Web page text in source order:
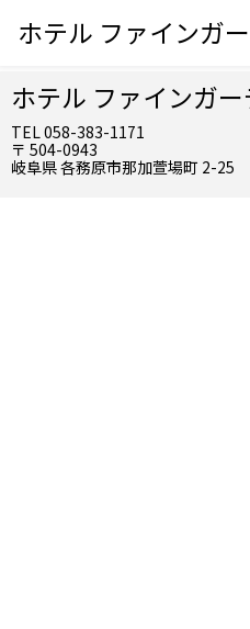
ホテル ファインガ
ホテル ファインガ
TEL 058-383-1171
〒 504-0943
岐阜県 各務原市那加萱場町 2-25